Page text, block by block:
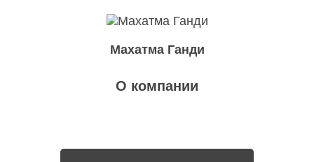
Махатма Ганди
О компании